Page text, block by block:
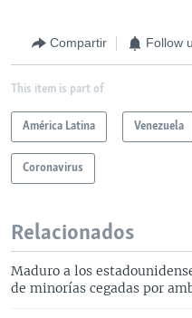
Compartir Follow
This item is part of
América Latina Venezuela
Coronavirus
Relacionados
Maduro a los
de minorías cegadas por